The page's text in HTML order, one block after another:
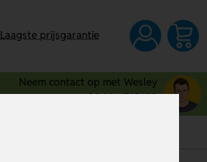
Laagste prijsgarantie
Neem contact op met Wesley
0344 - 745109